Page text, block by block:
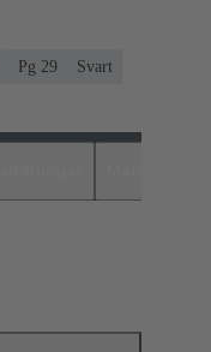
Pg 29 Svart